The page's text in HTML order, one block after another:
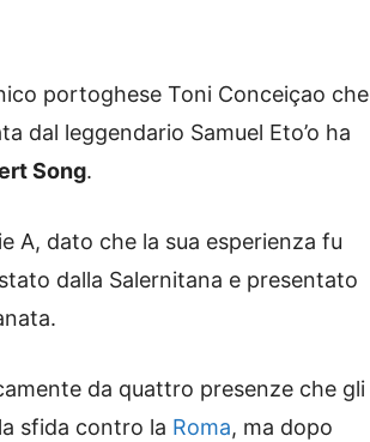
portoghese Toni Conceiçao che
dal leggendario Samuel Eto’o ha
Song.
A, dato che la sua esperienza fu
dalla Salernitana e presentato
da quattro presenze che gli
sfida contro la Roma, ma dopo